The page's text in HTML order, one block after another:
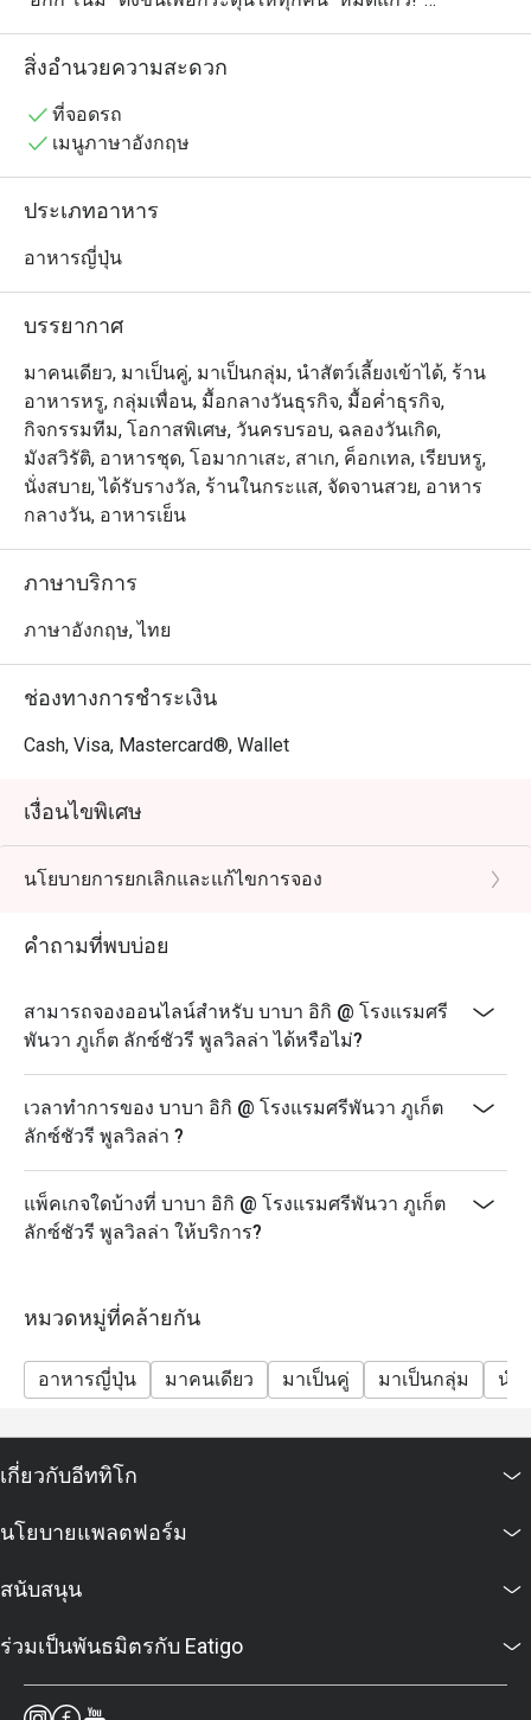
ขอให้คุณสนุกกับเมนูญี่ปุ่นหลากหลายของเรา ดื่มด่ำไปกับ
เพื่อน และอิ่มเอมกับอาหารญี่ปุ่นสดใหม่ที่ปรุงอย่างพิถีพิถัน
ทุกจาน
สิ่งอำนวยความสะดวก
ที่จอดรถ
เมนูภาษาอังกฤษ
ประเภทอาหาร
อาหารญี่ปุ่น
บรรยากาศ
มาคนเดียว, มาเป็นคู่, มาเป็นกลุ่ม, นำสัตว์เลี้ยงเข้าได้, ร้าน
อาหารหรู, กลุ่มเพื่อน, มื้อกลางวันธุรกิจ, มื้อค่ำธุรกิจ,
กิจกรรมทีม, โอกาสพิเศษ, วันครบรอบ, ฉลองวันเกิด,
มังสวิรัติ, อาหารชุด, โอมากาเสะ, สาเก, ค็อกเทล, เรียบหรู,
นั่งสบาย, ได้รับรางวัล, ร้านในกระแส, จัดจานสวย, อาหาร
กลางวัน, อาหารเย็น
ภาษาบริการ
ภาษาอังกฤษ, ไทย
ช่องทางการชำระเงิน
Cash, Visa, Mastercard®, Wallet
เงื่อนไขพิเศษ
นโยบายการยกเลิกและแก้ไขการจอง
คำถามที่พบบ่อย
สามารถจองออนไลน์สำหรับ บาบา อิกิ @ โรงแรมศรี
พันวา ภูเก็ต ลักซ์ชัวรี พูลวิลล่า ได้หรือไม่?
เวลาทำการของ บาบา อิกิ @ โรงแรมศรีพันวา ภูเก็ต
ลักซ์ชัวรี พูลวิลล่า ?
แพ็คเกจใดบ้างที่ บาบา อิกิ @ โรงแรมศรีพันวา ภูเก็ต
ลักซ์ชัวรี พูลวิลล่า ให้บริการ?
หมวดหมู่ที่คล้ายกัน
อาหารญี่ปุ่น มาคนเดียว มาเป็นคู่ มาเป็นกลุ่ม นำ
เกี่ยวกับอีททิโก
นโยบายแพลตฟอร์ม
สนับสนุน
ร่วมเป็นพันธมิตรกับ Eatigo